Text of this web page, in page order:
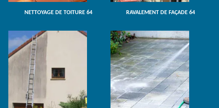
NETTOYAGE DE TOITURE 64 RAVALEMENT DE FAÇADE 64